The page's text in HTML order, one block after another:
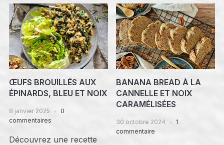
ŒUFS BROUILLÉS AUX
ÉPINARDS, BLEU ET NOIX
8 janvier 2025
0
commentaires
Découvrez une recette
BANANA BREAD À LA
CANNELLE ET NOIX
CARAMÉLISÉES
30 octobre 2024
1
commentaire